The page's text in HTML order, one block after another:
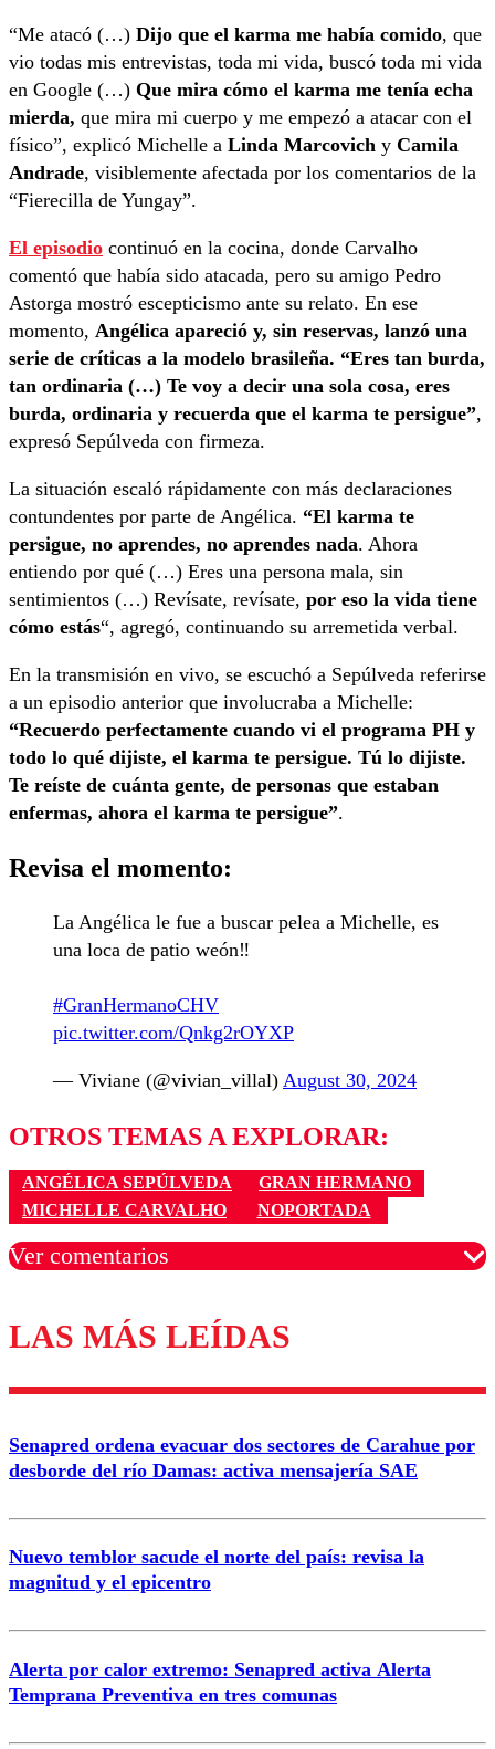
“Me atacó (…) Dijo que el karma me había comido, que
vio todas mis entrevistas, toda mi vida, buscó toda mi vida
en Google (…) Que mira cómo el karma me tenía echa
mierda, que mira mi cuerpo y me empezó a atacar con el
físico”, explicó Michelle a Linda Marcovich y Camila
Andrade, visiblemente afectada por los comentarios de la
“Fierecilla de Yungay”.
El episodio continuó en la cocina, donde Carvalho
comentó que había sido atacada, pero su amigo Pedro
Astorga mostró escepticismo ante su relato. En ese
momento, Angélica apareció y, sin reservas, lanzó una
serie de críticas a la modelo brasileña. “Eres tan burda,
tan ordinaria (…) Te voy a decir una sola cosa, eres
burda, ordinaria y recuerda que el karma te persigue”,
expresó Sepúlveda con firmeza.
La situación escaló rápidamente con más declaraciones
contundentes por parte de Angélica. “El karma te
persigue, no aprendes, no aprendes nada. Ahora
entiendo por qué (…) Eres una persona mala, sin
sentimientos (…) Revísate, revísate, por eso la vida tiene
cómo estás“, agregó, continuando su arremetida verbal.
En la transmisión en vivo, se escuchó a Sepúlveda referirse
a un episodio anterior que involucraba a Michelle:
“Recuerdo perfectamente cuando vi el programa PH y
todo lo qué dijiste, el karma te persigue. Tú lo dijiste.
Te reíste de cuánta gente, de personas que estaban
enfermas, ahora el karma te persigue”.
Revisa el momento:
La Angélica le fue a buscar pelea a Michelle, es
una loca de patio weón‼️
#GranHermanoCHV
pic.twitter.com/Qnkg2rOYXP
— Viviane (@vivian_villal) August 30, 2024
OTROS TEMAS A EXPLORAR:
ANGÉLICA SEPÚLVEDA
GRAN HERMANO
MICHELLE CARVALHO
NOPORTADA
Ver comentarios
Los comentarios son moderados para garantizar un
diálogo respetuoso.
Correo
LAS MÁS LEÍDAS
Senapred ordena evacuar dos sectores de Carahue por
desborde del río Damas: activa mensajería SAE
Nuevo temblor sacude el norte del país: revisa la
magnitud y el epicentro
Alerta por calor extremo: Senapred activa Alerta
Temprana Preventiva en tres comunas